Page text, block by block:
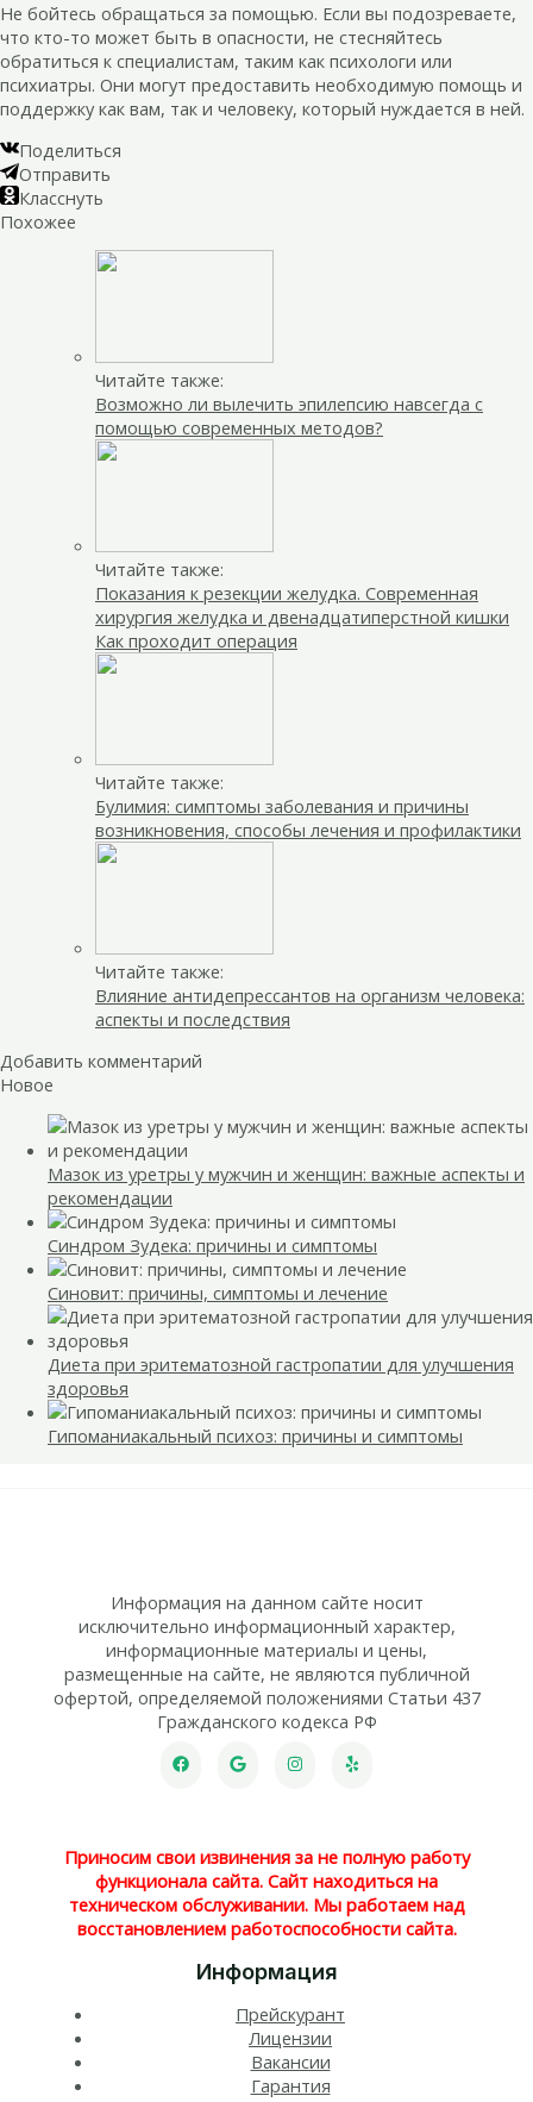
Не бойтесь обращаться за помощью. Если вы подозреваете,
что кто-то может быть в опасности, не стесняйтесь
обратиться к специалистам, таким как психологи или
психиатры. Они могут предоставить необходимую помощь и
поддержку как вам, так и человеку, который нуждается в ней.
Поделиться
Отправить
Класснуть
Похожее
Читайте также:
Возможно ли вылечить эпилепсию навсегда с
помощью современных методов?
Читайте также:
Показания к резекции желудка. Современная
хирургия желудка и двенадцатиперстной кишки
Как проходит операция
Читайте также:
Булимия: симптомы заболевания и причины
возникновения, способы лечения и профилактики
Читайте также:
Влияние антидепрессантов на организм человека:
аспекты и последствия
Добавить комментарий
Новое
Мазок из уретры у мужчин и женщин: важные аспекты и
рекомендации
Синдром Зудека: причины и симптомы
Синовит: причины, симптомы и лечение
Диета при эритематозной гастропатии для улучшения
здоровья
Гипоманиакальный психоз: причины и симптомы
Информация на данном сайте носит
исключительно информационный характер,
информационные материалы и цены,
размещенные на сайте, не являются публичной
офертой, определяемой положениями Статьи 437
Гражданского кодекса РФ
Приносим свои извинения за не полную работу
функционала сайта. Сайт находиться на
техническом обслуживании. Мы работаем над
восстановлением работоспособности сайта.
Информация
Прейскурант
Лицензии
Вакансии
Гарантия